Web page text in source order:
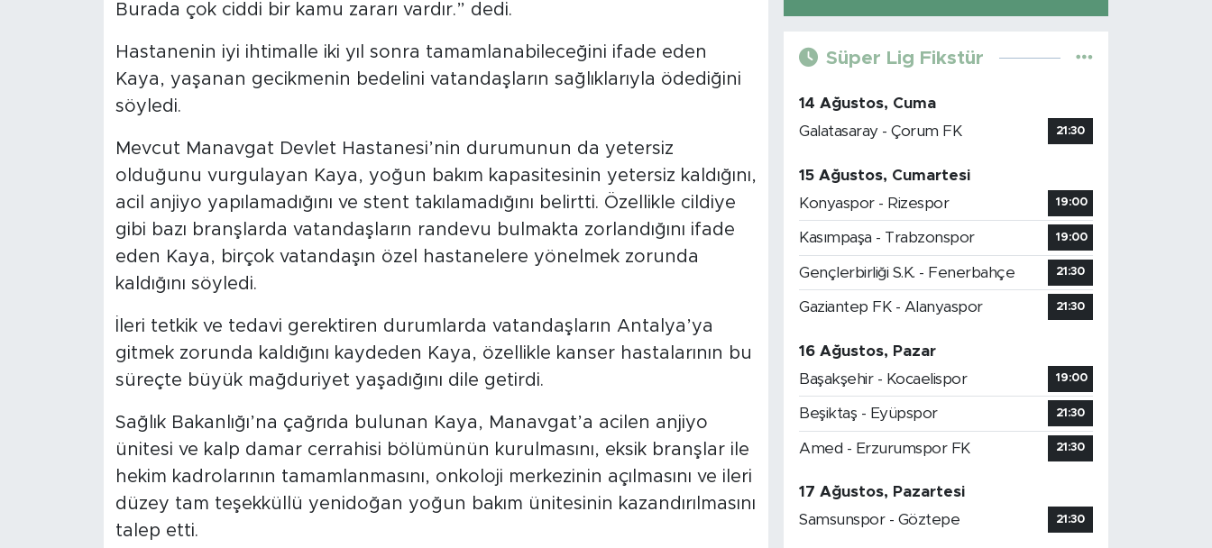
Burada çok ciddi bir kamu zararı vardır.” dedi.
Hastanenin iyi ihtimalle iki yıl sonra tamamlanabileceğini ifade eden
Kaya, yaşanan gecikmenin bedelini vatandaşların sağlıklarıyla ödediğini
söyledi.
Mevcut Manavgat Devlet Hastanesi’nin durumunun da yetersiz
olduğunu vurgulayan Kaya, yoğun bakım kapasitesinin yetersiz kaldığını,
acil anjiyo yapılamadığını ve stent takılamadığını belirtti. Özellikle cildiye
gibi bazı branşlarda vatandaşların randevu bulmakta zorlandığını ifade
eden Kaya, birçok vatandaşın özel hastanelere yönelmek zorunda
kaldığını söyledi.
İleri tetkik ve tedavi gerektiren durumlarda vatandaşların Antalya’ya
gitmek zorunda kaldığını kaydeden Kaya, özellikle kanser hastalarının bu
süreçte büyük mağduriyet yaşadığını dile getirdi.
Sağlık Bakanlığı’na çağrıda bulunan Kaya, Manavgat’a acilen anjiyo
ünitesi ve kalp damar cerrahisi bölümünün kurulmasını, eksik branşlar ile
hekim kadrolarının tamamlanmasını, onkoloji merkezinin açılmasını ve ileri
düzey tam teşekküllü yenidoğan yoğun bakım ünitesinin kazandırılmasını
talep etti.
Süper Lig Fikstür
14 Ağustos, Cuma
Galatasaray - Çorum FK
21:30
15 Ağustos, Cumartesi
Konyaspor - Rizespor
19:00
Kasımpaşa - Trabzonspor 19:00
Gençlerbirliği S.K. - Fenerbahçe 21:30
Gaziantep FK - Alanyaspor 21:30
16 Ağustos, Pazar
Başakşehir - Kocaelispor
19:00
Beşiktaş - Eyüpspor 21:30
Amed - Erzurumspor FK 21:30
17 Ağustos, Pazartesi
Samsunspor - Göztepe
21:30